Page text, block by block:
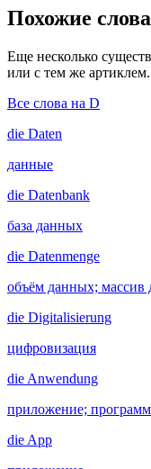
Похожие слова
Еще несколько
или с тем же артиклем.
Все слова на D
die Daten
данные
die Datenbank
база данных
die Datenmenge
объём данных; массив
die Digitalisierung
цифровизация
die Anwendung
приложение;
die App